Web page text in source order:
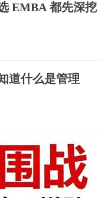
EMBA 都先深挖
道什么是管理